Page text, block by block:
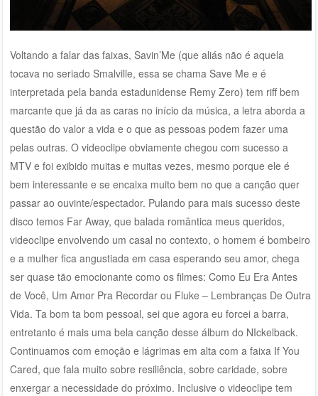
Voltando a falar das faixas, Savin’Me (que aliás não é aquela
tocava no seriado Smalville, essa se chama Save Me e é
interpretada pela banda estadunidense Remy Zero) tem riff bem
marcante que já da as caras no início da música, a letra aborda a
questão do valor a vida e o que as pessoas podem fazer uma
pelas outras. O videoclipe obviamente chegou com sucesso a
MTV e foi exibido muitas e muitas vezes, mesmo porque ele é
bem interessante e se encaixa muito bem no que a canção quer
passar ao ouvinte/espectador. Pulando para mais sucesso deste
disco temos Far Away, que balada romântica meus queridos,
videoclipe envolvendo um casal no contexto, o homem é bombeiro
e a mulher fica angustiada em casa esperando seu amor, chega
ser quase tão emocionante como os filmes: Como Eu Era Antes
de Você, Um Amor Pra Recordar ou Fluke – Lembranças De Outra
Vida. Ta bom ta bom pessoal, sei que agora eu forcei a barra,
entretanto é mais uma bela canção desse álbum do NIckelback.
Continuamos com emoção e lágrimas em alta com a faixa If You
Cared, que fala muito sobre resiliência, sobre caridade, sobre
enxergar a necessidade do próximo. Inclusive o videoclipe tem